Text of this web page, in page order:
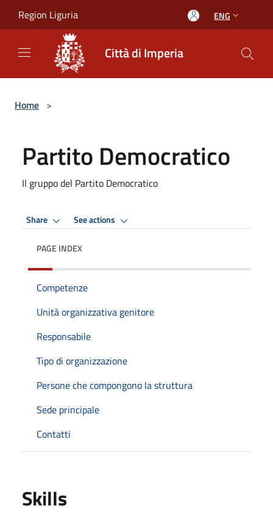
Region Liguria ENG
Città di Imperia
Home >
Partito Democratico
Il gruppo del Partito Democratico
Share See actions
PAGE INDEX
Competenze
Unità organizzativa genitore
Responsabile
Tipo di organizzazione
Persone che compongono la struttura
Sede principale
Contatti
Skills